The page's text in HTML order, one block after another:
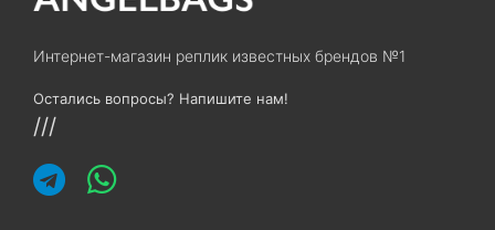
Интернет-магазин реплик известных брендов №1
Остались вопросы? Напишите нам!
///